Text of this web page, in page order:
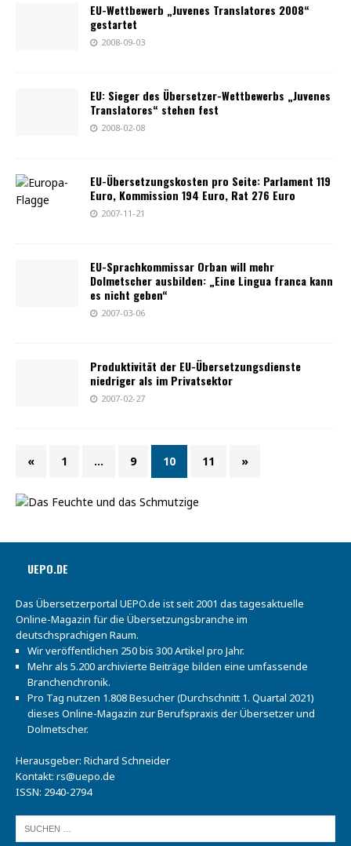
EU-Wettbewerb „Juvenes Translatores 2008“
gestartet
2008-09-03
EU: Sieger des Übersetzer-Wettbewerbs „Juvenes
Translatores“ stehen fest
2008-02-08
EU-Übersetzungskosten pro Seite: Parlament 119
Euro, Kommission 194 Euro, Rat 276 Euro
2007-11-21
EU-Sprachkommissar Orban will mehr
Dolmetscher ausbilden: „Eine Lingua franca kann
es nicht geben“
2007-03-06
Produktivität der EU-Übersetzungsdienste
niedriger als im Privatsektor
2007-02-27
« 1 … 9 10 11 »
UEPO.DE
Das Übersetzerportal UEPO.de ist seit 2001 das tagesaktuelle
Online-Magazin für die Übersetzungsbranche im
deutschsprachigen Raum.
Wir veröffentlichen 250 bis 300 Artikel pro Jahr.
Mehr als 5.200 archivierte Beiträge bilden eine umfassende
Branchenchronik.
Pro Tag nutzen 1.808 Besucher (Durchschnitt 1. Quartal 2021)
dieses Online-Magazin zur Berufspraxis der Übersetzer und
Dolmetscher.
Herausgeber: Richard Schneider
Kontakt: rs@uepo.de
ISSN: 2940-2794